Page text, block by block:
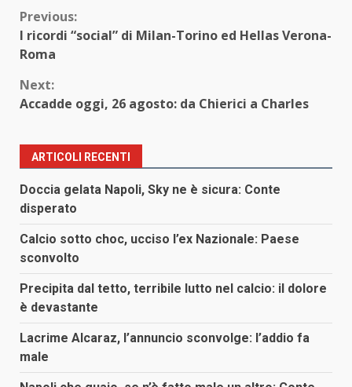
Continue
Reading
Previous:
I ricordi “social” di Milan-Torino ed Hellas Verona-
Roma
Next:
Accadde oggi, 26 agosto: da Chierici a Charles
ARTICOLI RECENTI
Doccia gelata Napoli, Sky ne è sicura: Conte
disperato
Calcio sotto choc, ucciso l’ex Nazionale: Paese
sconvolto
Precipita dal tetto, terribile lutto nel calcio: il dolore
è devastante
Lacrime Alcaraz, l’annuncio sconvolge: l’addio fa
male